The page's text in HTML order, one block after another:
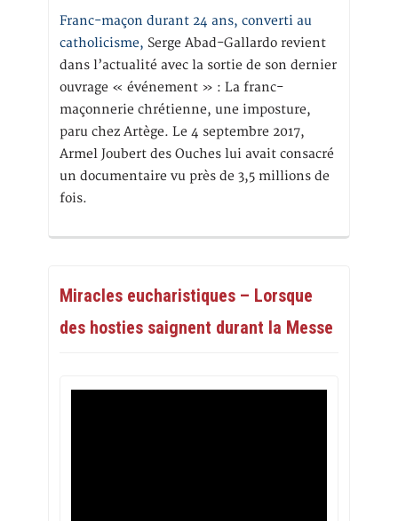
Franc-maçon durant 24 ans, converti au
catholicisme, Serge Abad-Gallardo revient
dans l’actualité avec la sortie de son dernier
ouvrage « événement » : La franc-
maçonnerie chrétienne, une imposture,
paru chez Artège. Le 4 septembre 2017,
Armel Joubert des Ouches lui avait consacré
un documentaire vu près de 3,5 millions de
fois.
Miracles eucharistiques – Lorsque
des hosties saignent durant la Messe